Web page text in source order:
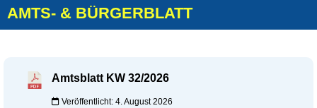
AMTS- & BÜRGERBLATT
Amtsblatt KW 32/2026
Veröffentlicht: 4. August 2026